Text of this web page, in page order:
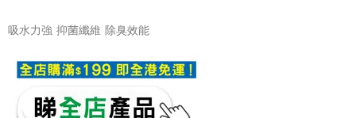
吸水力強 抑菌纖維 除臭效能